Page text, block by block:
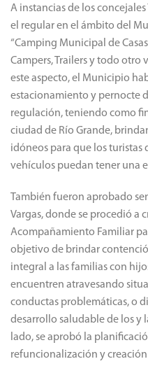
A instancias de los
el regular en el ámbito del
“Camping Municipal de
Campers, Trailers y todo otro
este aspecto, el Municipio
estacionamiento y pernocte
regulación, teniendo como
ciudad de Río Grande,
idóneos para que los turistas
vehículos puedan tener una
También fueron aprobado
Vargas, donde se procedió a
Acompañamiento Familiar
objetivo de brindar
integral a las familias con
encuentren atravesando
conductas problemáticas, o
desarrollo saludable de los y
lado, se aprobó la
refuncionalización y